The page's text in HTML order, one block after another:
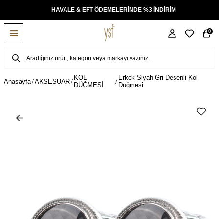
HAVALE & EFT ÖDEMELERİNDE %3 İNDİRİM
0
Anasayfa AKSESUAR
KOL
DÜĞMESİ
Erkek Siyah Gri Desenli Kol
Düğmesi